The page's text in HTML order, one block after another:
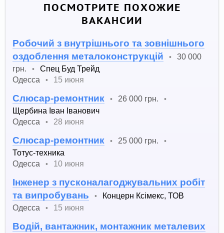
ПОСМОТРИТЕ ПОХОЖИЕ
ВАКАНСИИ
Робочий з внутрішнього та зовнішнього
оздоблення металоконструкцій
•
30 000
грн.
•
Спец Буд Трейд
Одесса
• 15 июня
Слюсар-ремонтник • 26 000 грн. •
Щербина Іван Іванович
Одесса
• 28 июня
Слюсар-ремонтник • 25 000 грн. •
Тотус-техника
Одесса
• 10 июня
Інженер з пусконалагоджувальних робіт
та випробувань
•
Концерн Ксімекс, ТОВ
Одесса
• 15 июня
Водій, вантажник, монтажник металевих